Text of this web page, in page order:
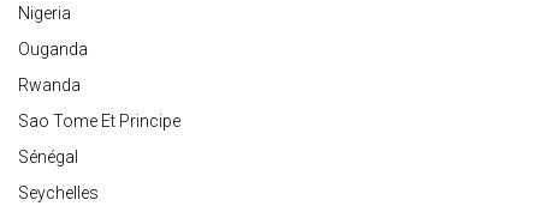
Nigeria
Ouganda
Rwanda
Sao Tome Et Principe
Sénégal
Seychelles